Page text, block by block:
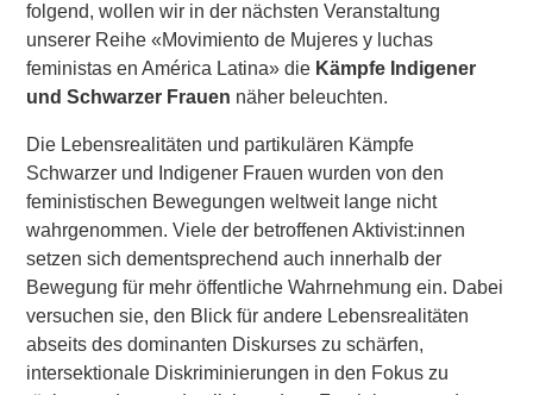
folgend, wollen wir in der nächsten Veranstaltung
unserer Reihe «Movimiento de Mujeres y luchas
feministas en América Latina» die Kämpfe Indigener
undSchwarzer Frauen näher beleuchten.
Die Lebensrealitäten und partikulären Kämpfe
Schwarzer und Indigener Frauen wurden von den
feministischen Bewegungen weltweit lange nicht
wahrgenommen. Viele der betroffenen Aktivist:innen
setzen sich dementsprechend auch innerhalb der
Bewegung für mehr öffentliche Wahrnehmung ein. Dabei
versuchen sie, den Blick für andere Lebensrealitäten
abseits des dominanten Diskurses zu schärfen,
intersektionale Diskriminierungen in den Fokus zu